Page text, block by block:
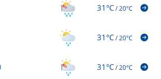
31°C/20°C
31°C/20°C
31°C/20°C